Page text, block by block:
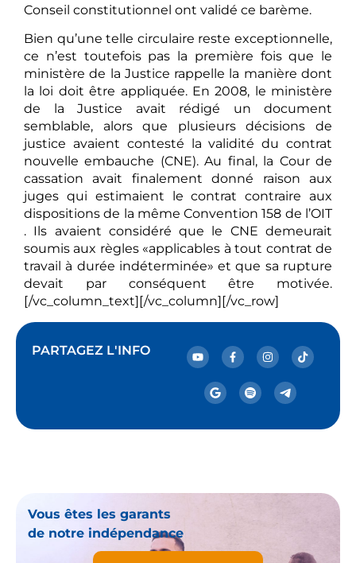
Conseil constitutionnel ont validé ce barème.
Bien qu’une telle circulaire reste exceptionnelle,
ce n’est toutefois pas la première fois que le
ministère de la Justice rappelle la manière dont
la loi doit être appliquée. En 2008, le ministère
de la Justice avait rédigé un document
semblable, alors que plusieurs décisions de
justice avaient contesté la validité du contrat
nouvelle embauche (CNE). Au final, la Cour de
cassation avait finalement donné raison aux
juges qui estimaient le contrat contraire aux
dispositions de la même Convention 158 de l’OIT
. Ils avaient considéré que le CNE demeurait
soumis aux règles «applicables à tout contrat de
travail à durée indéterminée» et que sa rupture
devait par conséquent être motivée.
[/vc_column_text][/vc_column][/vc_row]
PARTAGEZ L'INFO
Vous êtes les garants
de notre indépendance